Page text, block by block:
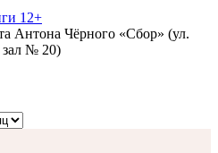
12+
Антона Чёрного «Сбор» (ул.
№ 20)